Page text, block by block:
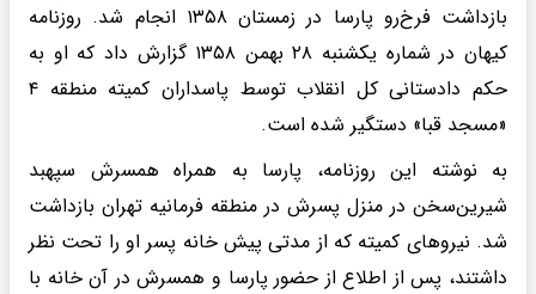
بازداشت فرخ‌رو پارسا در زمستان ۱۳۵۸ انجام شد. روزنامه
کیهان در شماره یکشنبه ۲۸ بهمن ۱۳۵۸ گزارش داد که او به
حکم دادستانی کل انقلاب توسط پاسداران کمیته منطقه ۴
«مسجد قبا» دستگیر شده است.
به نوشته این روزنامه، پارسا به همراه همسرش سپهبد
شیرین‌سخن در منزل پسرش در منطقه فرمانیه تهران بازداشت
شد. نیروهای کمیته که از مدتی پیش خانه پسر او را تحت نظر
داشتند، پس از اطلاع از حضور پارسا و همسرش در آن خانه با